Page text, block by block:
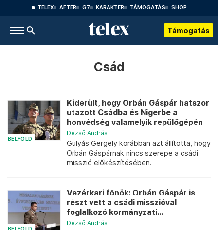
TELEX AFTER G7 KARAKTER TÁMOGATÁS SHOP
Támogatás
Csád
BELFÖLD
Kiderült, hogy Orbán Gáspár hatszor
utazott Csádba és Nigerbe a
honvédség valamelyik repülőgépén
Dezső András
Gulyás Gergely korábban azt állította, hogy
Orbán Gáspárnak nincs szerepe a csádi
misszió előkészítésében.
BELFÖLD
Vezérkari főnök: Orbán Gáspár is
részt vett a csádi misszióval
foglalkozó kormányzati...
Dezső András